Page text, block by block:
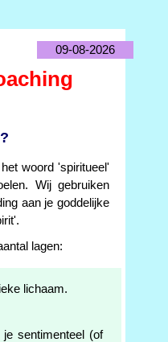
09-08-2026
woord 'spiritueel'
Wij gebruiken
aan je goddelijke
lagen:
lichaam.
je sentimenteel (of